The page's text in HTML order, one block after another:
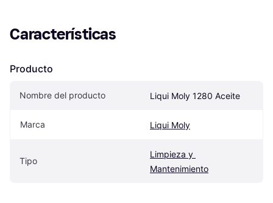
Características
Producto
Nombre del producto Liqui Moly 1280 Aceite
Marca Liqui Moly
Tipo
Limpieza y
Mantenimiento